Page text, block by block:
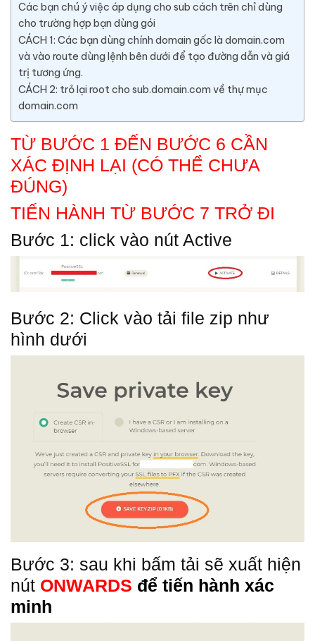
Các bạn chú ý việc áp dụng cho sub cách trên chỉ dùng
cho trường hợp bạn dùng gói
CÁCH 1: Các bạn dùng chính domain gốc là domain.com
và vào route dùng lệnh bên dưới để tạo đường dẫn và giá
trị tương ứng.
CÁCH 2: trỏ lại root cho sub.domain.com về thự mục
domain.com
TỪ BƯỚC 1 ĐẾN BƯỚC 6 CẦN
XÁC ĐỊNH LẠI (CÓ THỂ CHƯA
ĐÚNG)
TIẾN HÀNH TỪ BƯỚC 7 TRỞ ĐI
Bước 1: click vào nút Active
Bước 2: Click vào tải file zip như
hình dưới
Bước 3: sau khi bấm tải sẽ xuất hiện
nút ONWARDS để tiến hành xác
minh